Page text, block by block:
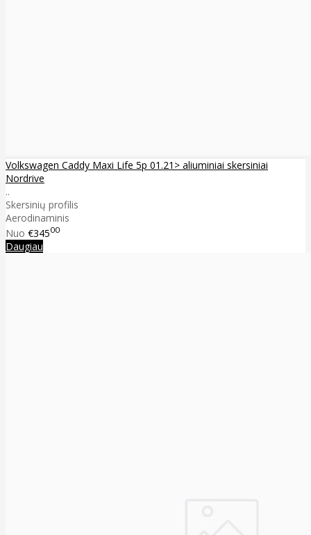
Volkswagen Caddy Maxi Life 5p 01.21> aliuminiai skersiniai
Nordrive
..
Skersinių profilis
Aerodinaminis
Nuo €34500
Daugiau